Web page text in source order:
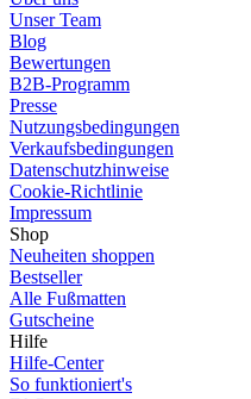
Unser Team
Blog
Bewertungen
B2B-Programm
Presse
Nutzungsbedingungen
Verkaufsbedingungen
Datenschutzhinweise
Cookie-Richtlinie
Impressum
Shop
Neuheiten shoppen
Bestseller
Alle Fußmatten
Gutscheine
Hilfe
Hilfe-Center
So funktioniert's